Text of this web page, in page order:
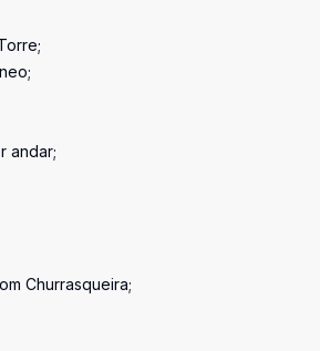
andar;
Churrasqueira;